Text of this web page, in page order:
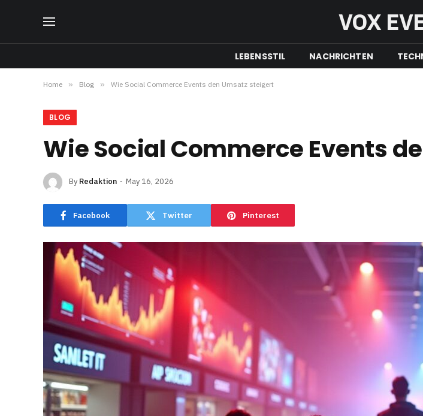
VOX
LEBENSSTIL NACHRICHTEN
Home » Blog » Wie Social Commerce Events den Umsatz steigert
BLOG
Wie Social Commerce Events
By Redaktion May 16, 2026
Facebook Twitter Pinterest